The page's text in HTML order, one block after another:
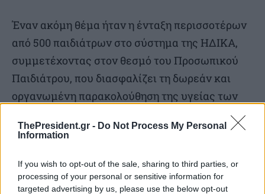
ThePresident.gr - Do Not Process My Personal
Information
If you wish to opt-out of the sale, sharing to third parties, or
processing of your personal or sensitive information for
targeted advertising by us, please use the below opt-out
Έναν ακόμη θέμα ήταν η ένταξη περισσοτέρων
από 500 παιδιάτρων στο σύστημα της ΗΔΙΚΑ,
συμμετέχοντας στον θεσμό του Προσωπικού
Παιδιάτρου, που διασφαλίζει τη δωρεάν και
οργανωμένη παρακολούθηση της υγείας των
πρωτοβουλίας, κάθε παιδίατρος μπορεί να
ότι το διαθέσιμο δυναμικό αρκεί για την
κάλυψη περισσότερων των 750.000 παιδιών,